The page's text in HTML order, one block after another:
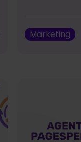
Marketing